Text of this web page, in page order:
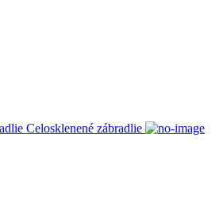
Celosklenené zábradlie